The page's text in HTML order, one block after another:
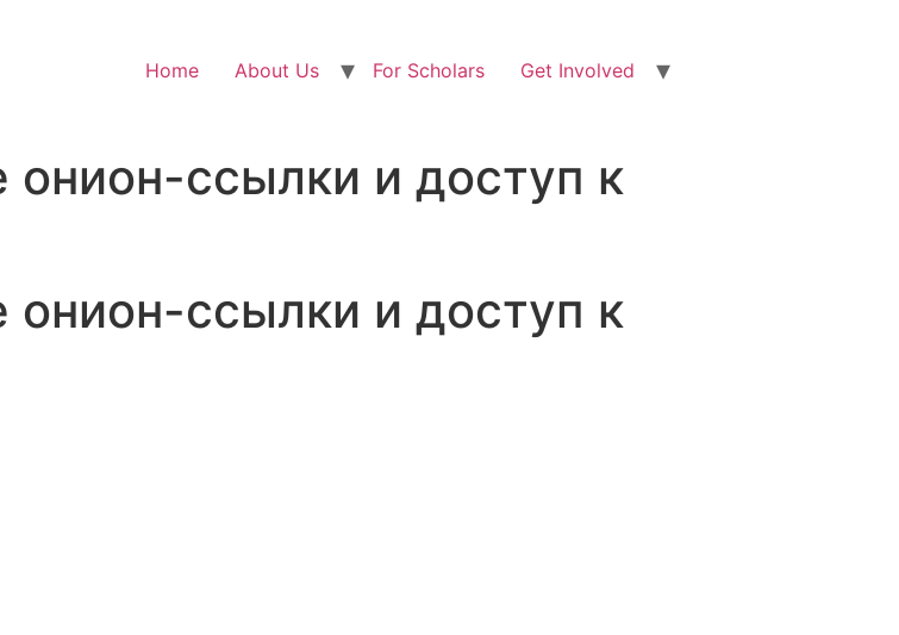
Home About Us For Scholars Get Involved
онион-ссылки и доступ к
онион-ссылки и доступ к